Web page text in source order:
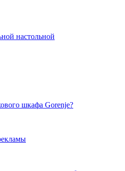
настольной
шкафа Gorenje?